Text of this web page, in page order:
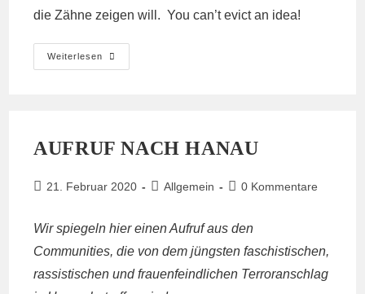
die Zähne zeigen will. You can’t evict an idea!
Weiterlesen
Tesla-
Wald
AUFRUF NACH HANAU
Beitrag
21. Februar 2020
Beitrags-
Allgemein
Beitrags-
0 Kommentare
Wir spiegeln hier einen Aufruf aus den
Communities, die von dem jüngsten faschistischen,
rassistischen und frauenfeindlichen Terroranschlag